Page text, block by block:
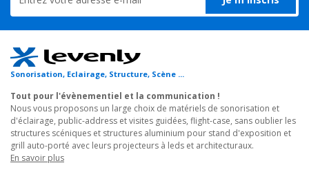
- Connexion Full-Duplex
- Doté de la technologie DECT pour une utilisation mondiale
sans enregistrement et gratuite
- Haute sécurité contre l'écoute non autorisée grâce au cryptage
par code AES-256
- L'écran OLED indique le nom du canal, l'état de la batterie et
les différents menus
- Connexion USB, type C pour l'audio et le chargement
- Autonomie de batterie jusqu'à 15h
- À fixer sur les vêtements
174€
Réf. 19157
Ajouter au panier
Televic Conference
DT 287, Système audio pour visite guidée
Sonorisation, Eclairage, Structure, Scène ...
Tout pour l'évènementiel et la communication !
Nous vous proposons un large choix de matériels de sonorisation et
d'éclairage, public-address et visites guidées, flight-case, sans oublier les
structures scéniques et structures aluminium pour stand d'exposition et
grill auto-porté avec leurs projecteurs à leds et architecturaux.
En savoir plus